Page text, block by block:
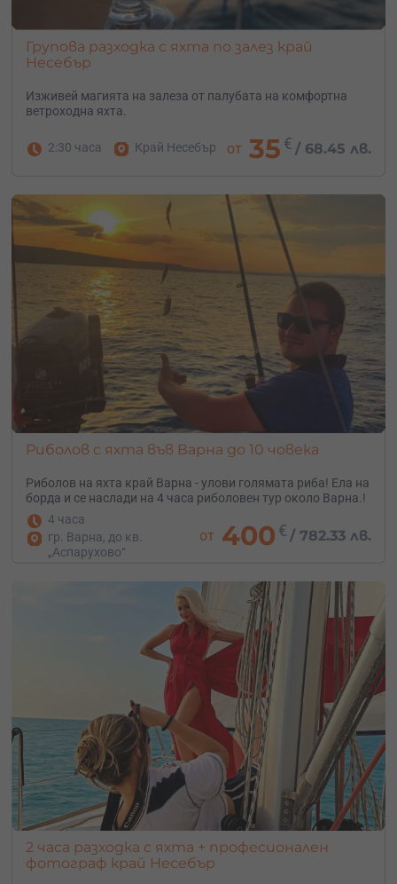
Групова разходка с яхта по залез край
Несебър
Изживей магията на залеза от палубата на комфортна
ветроходна яхта.
2:30 часа Край Несебър от 35 € /68.45 лв.
Риболов с яхта във Варна до 10 човека
Риболов на яхта край Варна - улови голямата риба! Ела на
борда и се наслади на 4 часа риболовен тур около Варна.!
4 часа
гр. Варна, до кв.
„Аспарухово“
от 400 € /782.33 лв.
2 часа разходка с яхта + професионален
фотограф край Несебър